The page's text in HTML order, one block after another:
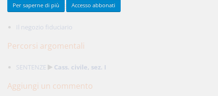
Documenti collegati
Il negozio fiduciario
Percorsi argomentali
SENTENZE Cass. civile, sez. I
Aggiungi un commento
Per saperne di più Accesso abbonati